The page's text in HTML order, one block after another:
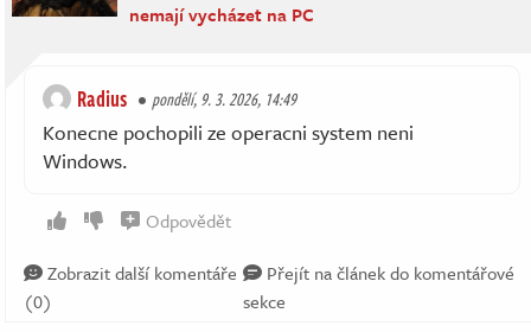
nemají vycházet na PC
Radius pondělí, 9. 3. 2026, 14:49
Konecne pochopili ze operacni system neni
Windows.
Odpovědět
Zobrazit další komentáře
(0)
Přejít na článek do komentářové
sekce